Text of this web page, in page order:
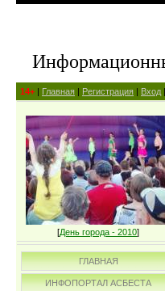
14+ | Главная | Регистрация | Вход |
[День города - 2010]
ГЛАВНАЯ
ИНФОПОРТАЛ АСБЕСТА